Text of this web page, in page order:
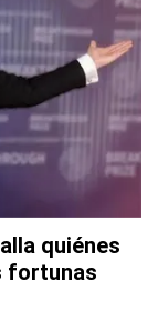
quiénes
fortunas